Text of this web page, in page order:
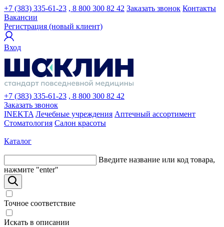
+7 (383) 335-61-23 , 8 800 300 82 42 Заказать звонок Контакты
Вакансии
Регистрация (новый клиент)
Вход
+7 (383) 335-61-23 , 8 800 300 82 42
Заказать звонок
INEKTA Лечебные учреждения Аптечный ассортимент
Стоматология Салон красоты
Каталог
Введите название или код товара,
нажмите "enter"
Точное соответствие
Искать в описании